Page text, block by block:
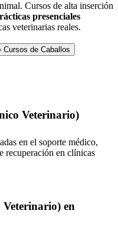
Cursos de alta inserción
presenciales
veterinarias reales.
Cursos de Caballos
Veterinario)
en el soporte médico,
recuperación en clínicas
en